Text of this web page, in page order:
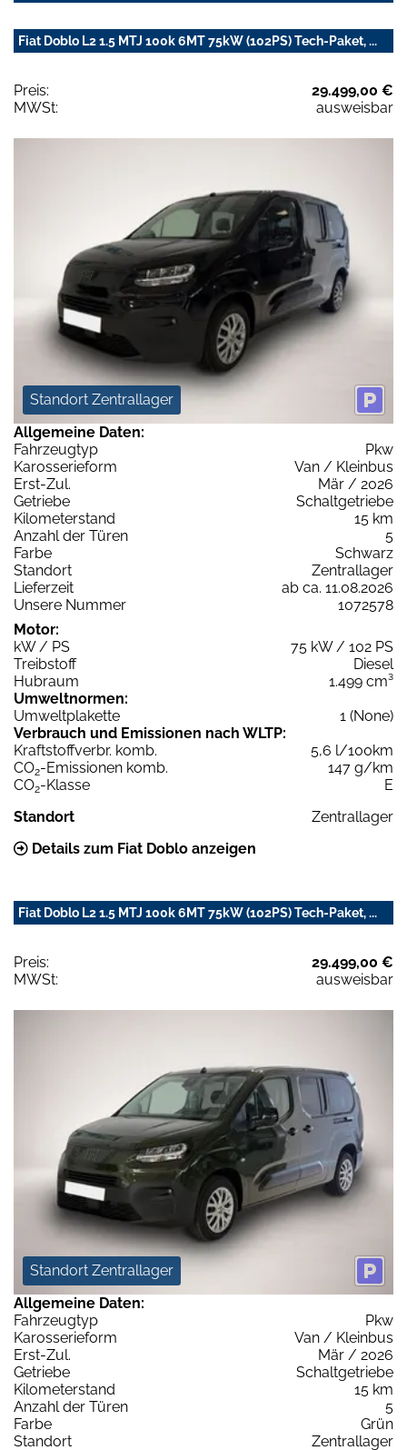
Fiat Doblo L2 1.5 MTJ 100k 6MT 75kW (102PS) Tech-Paket, ...
Preis:
29.499,00 €
MWSt:
ausweisbar
Standort Zentrallager
Allgemeine Daten:
Fahrzeugtyp
Pkw
Karosserieform
Van / Kleinbus
Erst-Zul.
Mär / 2026
Getriebe
Schaltgetriebe
Kilometerstand
15 km
Anzahl der Türen
5
Farbe
Schwarz
Standort
Zentrallager
Lieferzeit
ab ca. 11.08.2026
Unsere Nummer
1072578
Motor:
kW / PS
75 kW / 102 PS
Treibstoff
Diesel
Hubraum
1.499 cm³
Umweltnormen:
Umweltplakette
1 (None)
Verbrauch und Emissionen nach WLTP:
Kraftstoffverbr. komb.
5,6 l/100km
CO2-Emissionen komb.
147 g/km
CO2-Klasse
E
Standort
Zentrallager
Details zum Fiat Doblo anzeigen
Fiat Doblo L2 1.5 MTJ 100k 6MT 75kW (102PS) Tech-Paket, ...
Preis:
29.499,00 €
MWSt:
ausweisbar
Standort Zentrallager
Allgemeine Daten:
Fahrzeugtyp
Pkw
Karosserieform
Van / Kleinbus
Erst-Zul.
Mär / 2026
Getriebe
Schaltgetriebe
Kilometerstand
15 km
Anzahl der Türen
5
Farbe
Grün
Standort
Zentrallager